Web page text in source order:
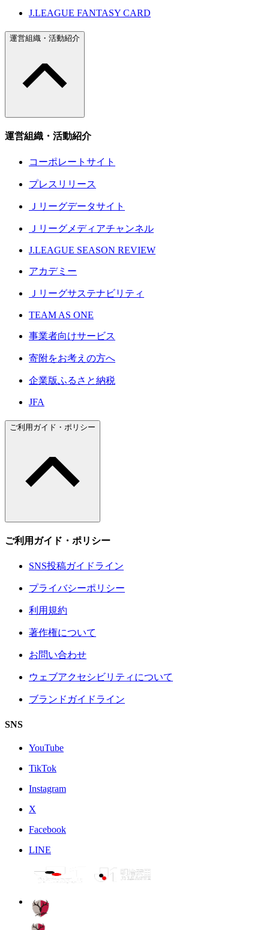
J.LEAGUE FANTASY CARD
運営組織・活動紹介
運営組織・活動紹介
コーポレートサイト
プレスリリース
Ｊリーグデータサイト
Ｊリーグメディアチャンネル
J.LEAGUE SEASON REVIEW
アカデミー
Ｊリーグサステナビリティ
TEAM AS ONE
事業者向けサービス
寄附をお考えの方へ
企業版ふるさと納税
JFA
ご利用ガイド・ポリシー
ご利用ガイド・ポリシー
SNS投稿ガイドライン
プライバシーポリシー
利用規約
著作権について
お問い合わせ
ウェブアクセシビリティについて
ブランドガイドライン
SNS
YouTube
TikTok
Instagram
X
Facebook
LINE